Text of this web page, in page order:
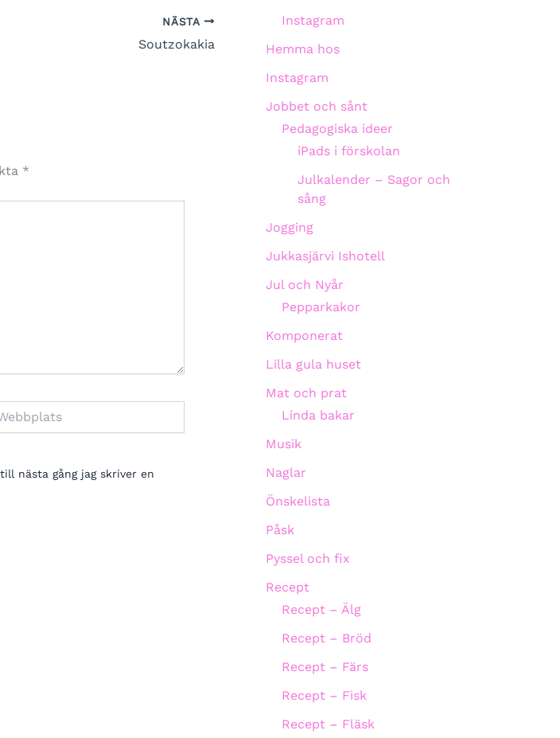
NÄSTA
Soutzokakia
*
nästa gång jag skriver en
Instagram
Hemma hos
Instagram
Jobbet och sånt
Pedagogiska ideer
iPads i förskolan
Julkalender – Sagor och
sång
Jogging
Jukkasjärvi Ishotell
Jul och Nyår
Pepparkakor
Komponerat
Lilla gula huset
Mat och prat
Linda bakar
Musik
Naglar
Önskelista
Påsk
Pyssel och fix
Recept
Recept – Älg
Recept – Bröd
Recept – Färs
Recept – Fisk
Recept – Fläsk